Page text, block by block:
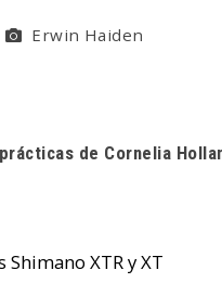
Erwin Haiden
de Cornelia
XTR y XT